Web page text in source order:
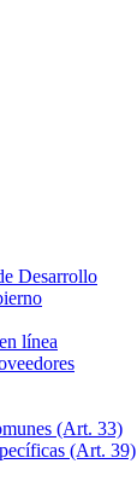
Desarrollo
línea
(Art. 33)
(Art. 39)